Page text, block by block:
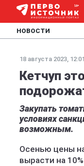
НОВОСТИ
18 августа 2023, 12:01
Кетчуп
Закупать
условиях
возможным.
Осенью цены
вырасти на